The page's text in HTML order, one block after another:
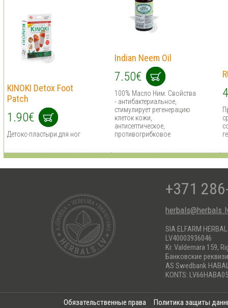
KINOKI Detox Foot
Patch
1.90€
Детокс-пластыри для ног
Indian Neem Oil
7.50€
100% Масло Ним. Cвойства
- антибактериальное,
стимулирует регенерацию
клеток кожи,
антисептическое,
противогрибковое
+371
SIA ELFARM
LV40003936046
Kr. Valdemara 159,
Банковские
AS Swedbank
KONTS:
Обязательственные права
Политика защиты